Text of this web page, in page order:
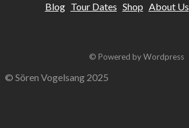
Blog Tour Dates Shop About Us
© Powered by Wordpress
© Sören Vogelsang 2025